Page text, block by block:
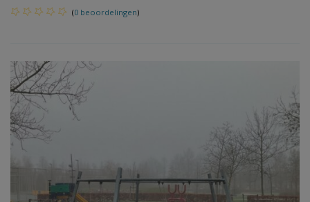
(0 beoordelingen)